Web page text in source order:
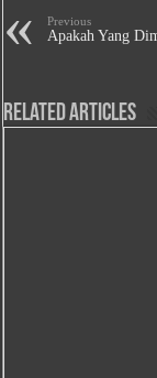
Previous
Apakah Yang
Related Articles